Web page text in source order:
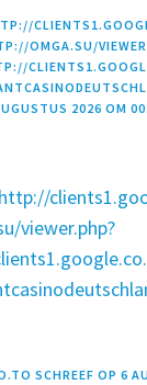
OMGA.SU/
2026 OM
http://
viewer.php?
SCHREEF OP 6